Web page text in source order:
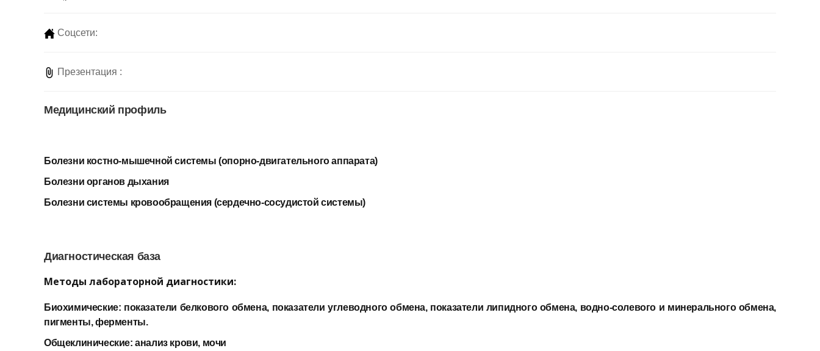
Соцсети:
Презентация :
Медицинский профиль
Болезни костно-мышечной системы (опорно-двигательного аппарата)
Болезни органов дыхания
Болезни системы кровообращения (сердечно-сосудистой системы)
Диагностическая база
Методы лабораторной диагностики:
Биохимические: показатели белкового обмена, показатели углеводного обмена, показатели липидного обмена, водно-солевого и минерального обмена,
пигменты, ферменты.
Общеклинические: анализ крови, мочи